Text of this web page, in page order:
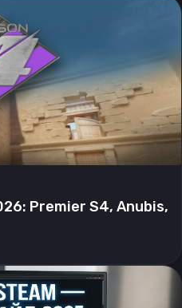
Premier S4, Anubis,